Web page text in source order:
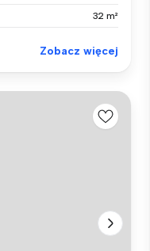
32 m²
Zobacz więcej